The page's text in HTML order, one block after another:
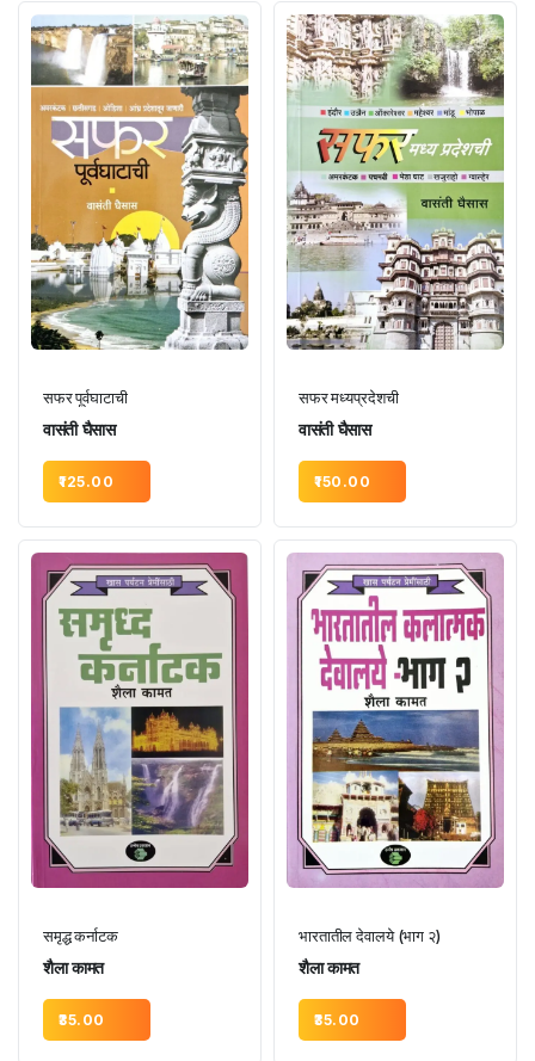
सफर पूर्वघाटाची
वासंती घैसास
125.00
सफर मध्यप्रदेशची
वासंती घैसास
150.00
समृद्ध कर्नाटक
शैला कामत
35.00
भारतातील देवालये (भाग २)
शैला कामत
35.00